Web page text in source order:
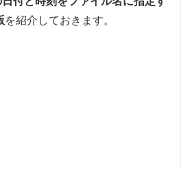
を紹介しておきます。